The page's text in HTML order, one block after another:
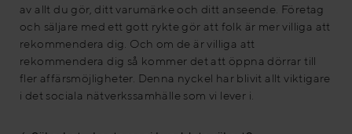
av allt du gör, ditt varumärke och ditt anseende. Företag
och säljare med ett gott rykte gör att folk är mer villiga att
rekommendera dig. Och om de är villiga att
rekommendera dig så kommer det att öppna dörrar till
fler affärsmöjligheter. Denna nyckel har blivit allt viktigare
i det sociala nätverkssamhälle som vi lever i.